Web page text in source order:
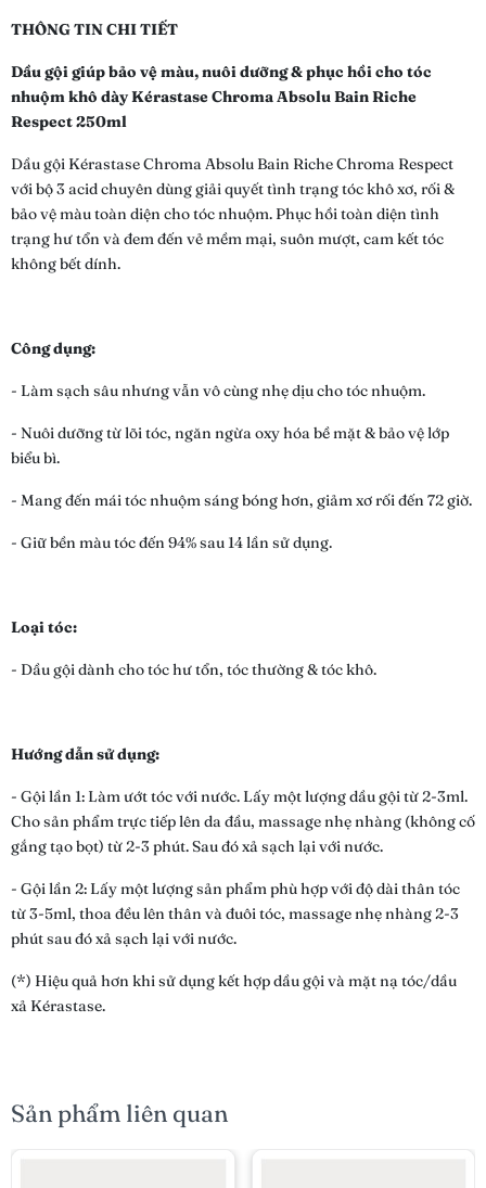
THÔNG TIN CHI TIẾT
Dầu gội giúp bảo vệ màu, nuôi dưỡng & phục hồi cho tóc
nhuộm khô dày Kérastase Chroma Absolu Bain Riche
Respect 250ml
Dầu gội Kérastase Chroma Absolu Bain Riche Chroma Respect
với bộ 3 acid chuyên dùng giải quyết tình trạng tóc khô xơ, rối &
bảo vệ màu toàn diện cho tóc nhuộm. Phục hồi toàn diện tình
trạng hư tổn và đem đến vẻ mềm mại, suôn mượt, cam kết tóc
không bết dính.
Công dụng:
- Làm sạch sâu nhưng vẫn vô cùng nhẹ dịu cho tóc nhuộm.
- Nuôi dưỡng từ lõi tóc, ngăn ngừa oxy hóa bề mặt & bảo vệ lớp
biểu bì.
- Mang đến mái tóc nhuộm sáng bóng hơn, giảm xơ rối đến 72 giờ.
- Giữ bền màu tóc đến 94% sau 14 lần sử dụng.
Loại tóc:
- Dầu gội dành cho tóc hư tổn, tóc thường & tóc khô.
Hướng dẫn sử dụng:
- Gội lần 1: Làm ướt tóc với nước. Lấy một lượng dầu gội từ 2-3ml.
Cho sản phẩm trực tiếp lên da đầu, massage nhẹ nhàng (không cố
gắng tạo bọt) từ 2-3 phút. Sau đó xả sạch lại với nước.
- Gội lần 2: Lấy một lượng sản phẩm phù hợp với độ dài thân tóc
từ 3-5ml, thoa đều lên thân và đuôi tóc, massage nhẹ nhàng 2-3
phút sau đó xả sạch lại với nước.
(*) Hiệu quả hơn khi sử dụng kết hợp dầu gội và mặt nạ tóc/dầu
xả Kérastase.
Sản phẩm liên quan